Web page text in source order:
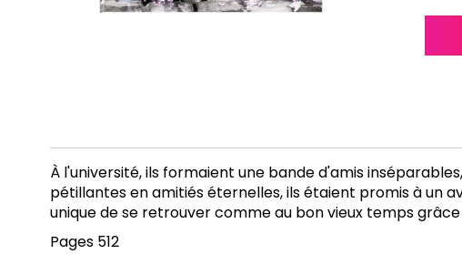
À l'université, ils formaient une bande d'amis
pétillantes en amitiés éternelles, ils étaient promis à un
unique de se retrouver comme au bon vieux temps
Pages 512